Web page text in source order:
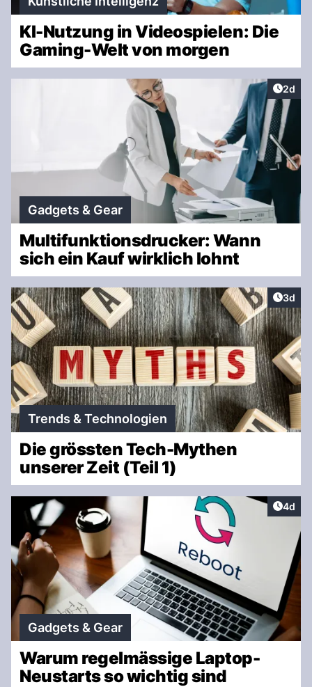
KI-Nutzung in Videospielen: Die
Gaming-Welt von morgen
2d
Gadgets & Gear
Multifunktionsdrucker: Wann
sich ein Kauf wirklich lohnt
3d
Trends & Technologien
Die grössten Tech-Mythen
unserer Zeit (Teil 1)
4d
Gadgets & Gear
Warum regelmässige Laptop-
Neustarts so wichtig sind